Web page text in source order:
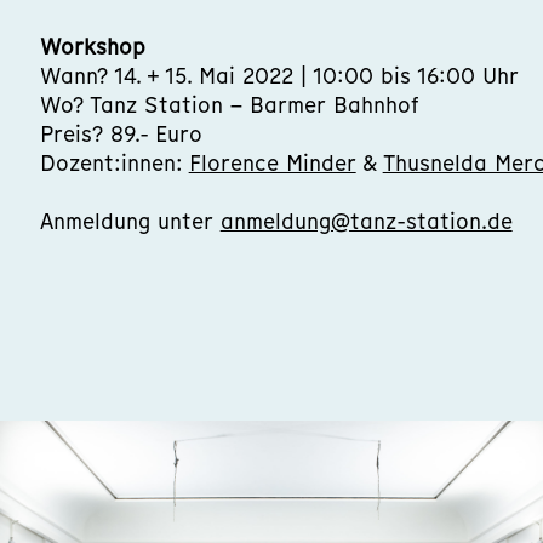
Workshop
Wann? 14. + 15. Mai 2022 | 10:00 bis 16:00 Uhr
Wo? Tanz Station – Barmer Bahnhof
Preis? 89.- Euro
Dozent:innen: Florence Minder& Thusnelda
Anmeldung unter anmeldung@tanz-station.de